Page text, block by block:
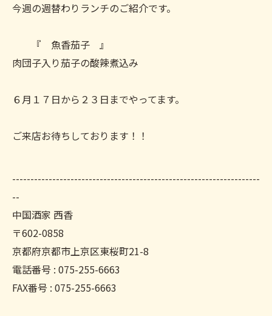
今週の週替わりランチのご紹介です。
『 魚香茄子 』
肉団子入り茄子の酸辣煮込み
６月１７日から２３日までやってます。
ご来店お待ちしております！！
--------------------------------------------------------------------
--
中国酒家 西香
〒602-0858
京都府京都市上京区東桜町21-8
電話番号 : 075-255-6663
FAX番号 : 075-255-6663